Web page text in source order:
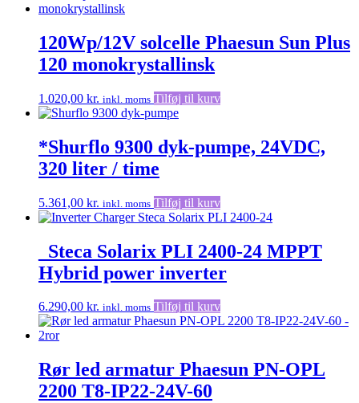
120Wp/12V solcelle Phaesun Sun Plus
120 monokrystallinsk
1.020,00 kr. inkl. moms Tilføj til kurv
*Shurflo 9300 dyk-pumpe, 24VDC,
320 liter / time
5.361,00 kr. inkl. moms Tilføj til kurv
_Steca Solarix PLI 2400-24 MPPT
Hybrid power inverter
6.290,00 kr. inkl. moms Tilføj til kurv
Rør led armatur Phaesun PN-OPL
2200 T8-IP22-24V-60